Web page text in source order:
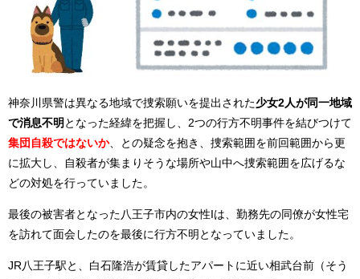
神奈川県警は異なる地域で捜索願いを提出された少女2人が同一地域
で消息不明 となった経緯を把握し、2つの行方不明事件を結びつけて
集団自殺ではないか、との疑念を抱き、捜索範囲を前回範囲から更
に拡大し、自殺者が集まりそうな場所や山中へ捜索範囲を広げるな
どの対処を行っていました。
最後の被害者となった八王子市内の女性Iは、勤務先の同僚が女性宅
を訪れて面会したのを最後に行方不明となっていました。
JR八王子駅と、白石隆浩が賃貸したアパートに近い相武台前（そう